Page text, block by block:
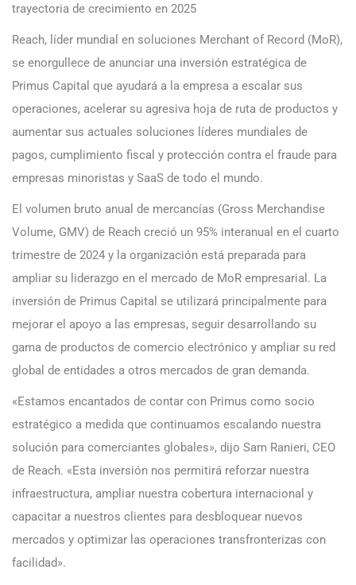
trayectoria de crecimiento en 2025
Reach, líder mundial en soluciones Merchant of Record (MoR),
se enorgullece de anunciar una inversión estratégica de
Primus Capital que ayudará a la empresa a escalar sus
operaciones, acelerar su agresiva hoja de ruta de productos y
aumentar sus actuales soluciones líderes mundiales de
pagos, cumplimiento fiscal y protección contra el fraude para
empresas minoristas y SaaS de todo el mundo.
El volumen bruto anual de mercancías (Gross Merchandise
Volume, GMV) de Reach creció un 95% interanual en el cuarto
trimestre de 2024 y la organización está preparada para
ampliar su liderazgo en el mercado de MoR empresarial. La
inversión de Primus Capital se utilizará principalmente para
mejorar el apoyo a las empresas, seguir desarrollando su
gama de productos de comercio electrónico y ampliar su red
global de entidades a otros mercados de gran demanda.
«Estamos encantados de contar con Primus como socio
estratégico a medida que continuamos escalando nuestra
solución para comerciantes globales», dijo Sam Ranieri, CEO
de Reach. «Esta inversión nos permitirá reforzar nuestra
infraestructura, ampliar nuestra cobertura internacional y
capacitar a nuestros clientes para desbloquear nuevos
mercados y optimizar las operaciones transfronterizas con
facilidad».